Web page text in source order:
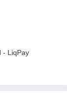
- LiqPay